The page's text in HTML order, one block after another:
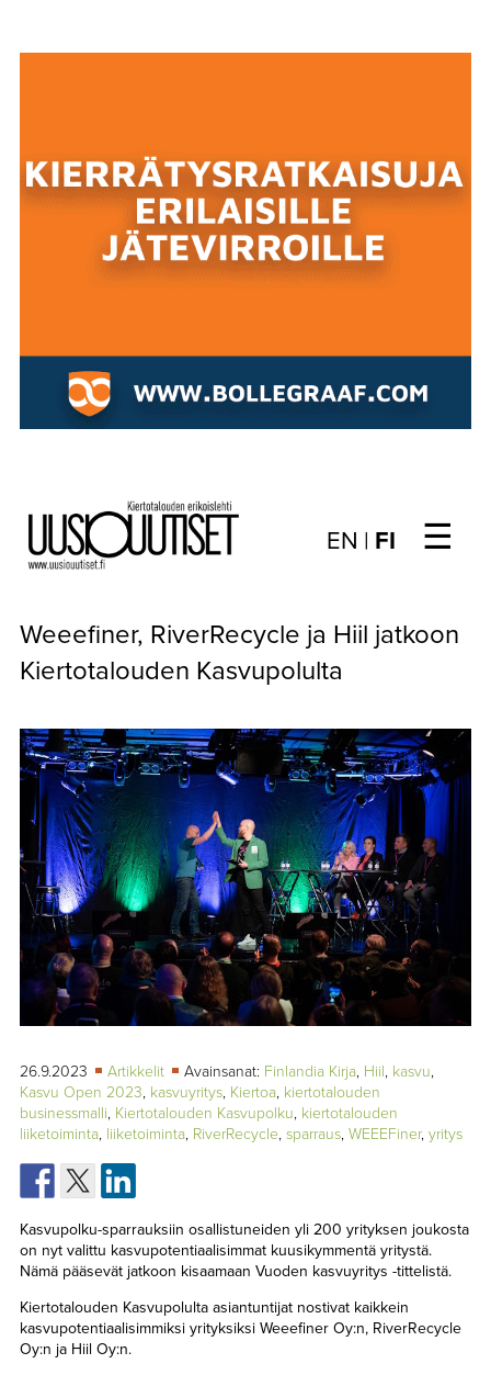
Choose
kieli:
EN | FI ☰
ARTIKKELIT
ARKISTO
TILAUSASIAT
MEDIATIEDOT
TIETOA
LEHDESTÄ
TAPAHTUMAT
Weeefiner, RiverRecycle ja Hiil jatkoon
Kiertotalouden Kasvupolulta
26.9.2023 Artikkelit Avainsanat: Finlandia Kirja, Hiil, kasvu,
Kasvu Open 2023, kasvuyritys, Kiertoa, kiertotalouden
businessmalli, Kiertotalouden Kasvupolku, kiertotalouden
liiketoiminta, liiketoiminta, RiverRecycle, sparraus, WEEEFiner, yritys
Kasvupolku-sparrauksiin osallistuneiden yli 200 yrityksen joukosta
on nyt valittu kasvupotentiaalisimmat kuusikymmentä yritystä.
Nämä pääsevät jatkoon kisaamaan Vuoden kasvuyritys -tittelistä.
Kiertotalouden Kasvupolulta asiantuntijat nostivat kaikkein
kasvupotentiaalisimmiksi yrityksiksi Weeefiner Oy:n, RiverRecycle
Oy:n ja Hiil Oy:n.